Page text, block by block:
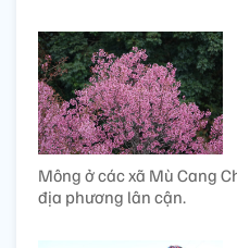
Mông ở các xã Mù Cang
địa phương lân cận.